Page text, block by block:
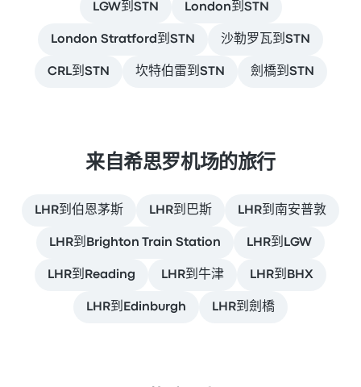
LGW到STN London到STN
London Stratford到STN 沙勒罗瓦到STN
CRL到STN 坎特伯雷到STN 劍橋到STN
来自希思罗机场的旅行
LHR到伯恩茅斯 LHR到巴斯 LHR到南安普敦
LHR到Brighton Train Station LHR到LGW
LHR到Reading LHR到牛津 LHR到BHX
LHR到Edinburgh LHR到劍橋